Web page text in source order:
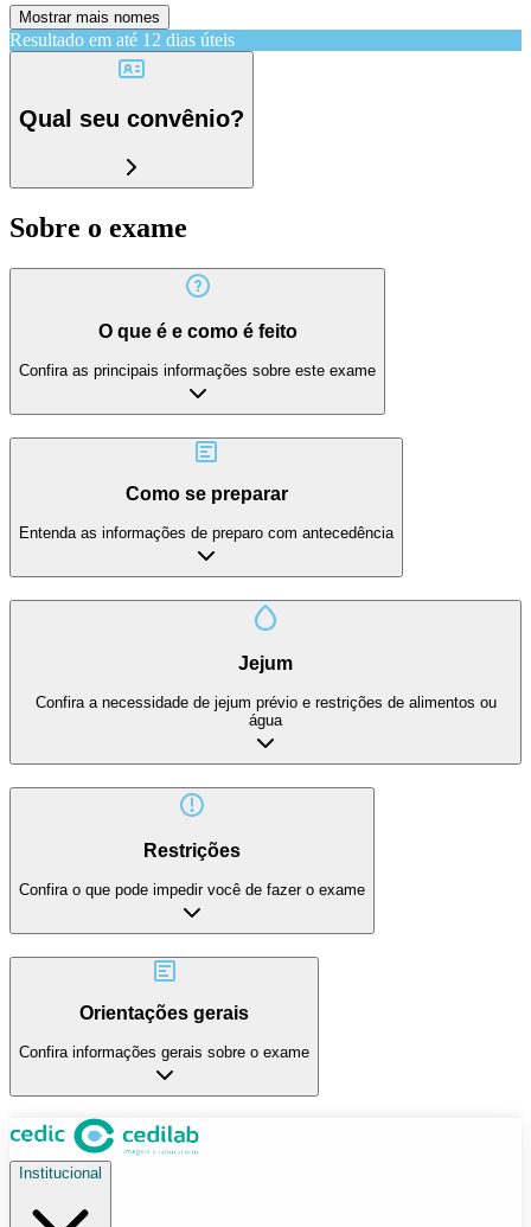
Mostrar mais nomes
Resultado em até 12 dias úteis
Qual seu convênio?
Sobre o exame
O que é e como é feito
Confira as principais informações sobre este exame
Como se preparar
Entenda as informações de preparo com antecedência
Jejum
Confira a necessidade de jejum prévio e restrições de alimentos ou
água
Restrições
Confira o que pode impedir você de fazer o exame
Orientações gerais
Confira informações gerais sobre o exame
Institucional